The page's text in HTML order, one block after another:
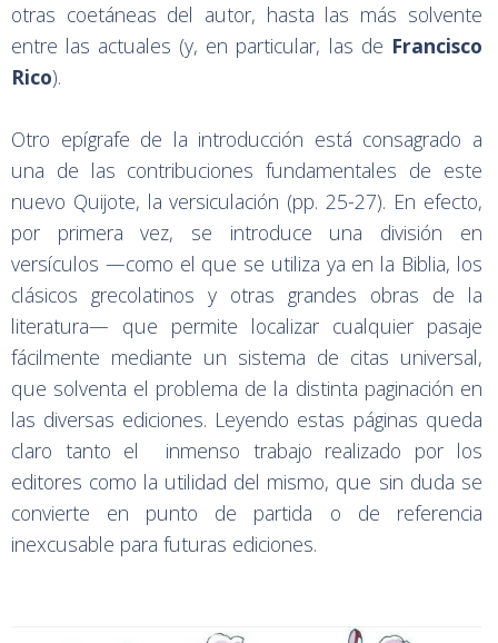
otras coetáneas del autor, hasta las más solvente
entre las actuales (y, en particular, las de Francisco
Rico).
Otro epígrafe de la introducción está consagrado a
una de las contribuciones fundamentales de este
nuevo Quijote, la versiculación (pp. 25-27). En efecto,
por primera vez, se introduce una división en
versículos —como el que se utiliza ya en la Biblia, los
clásicos grecolatinos y otras grandes obras de la
literatura— que permite localizar cualquier pasaje
fácilmente mediante un sistema de citas universal,
que solventa el problema de la distinta paginación en
las diversas ediciones. Leyendo estas páginas queda
claro tanto el inmenso trabajo realizado por los
editores como la utilidad del mismo, que sin duda se
convierte en punto de partida o de referencia
inexcusable para futuras ediciones.